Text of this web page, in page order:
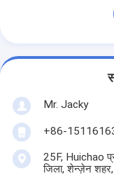
Mr. Jacky
+86-
25F, Huichao
जिला, शेन्ज़ेन शहर,